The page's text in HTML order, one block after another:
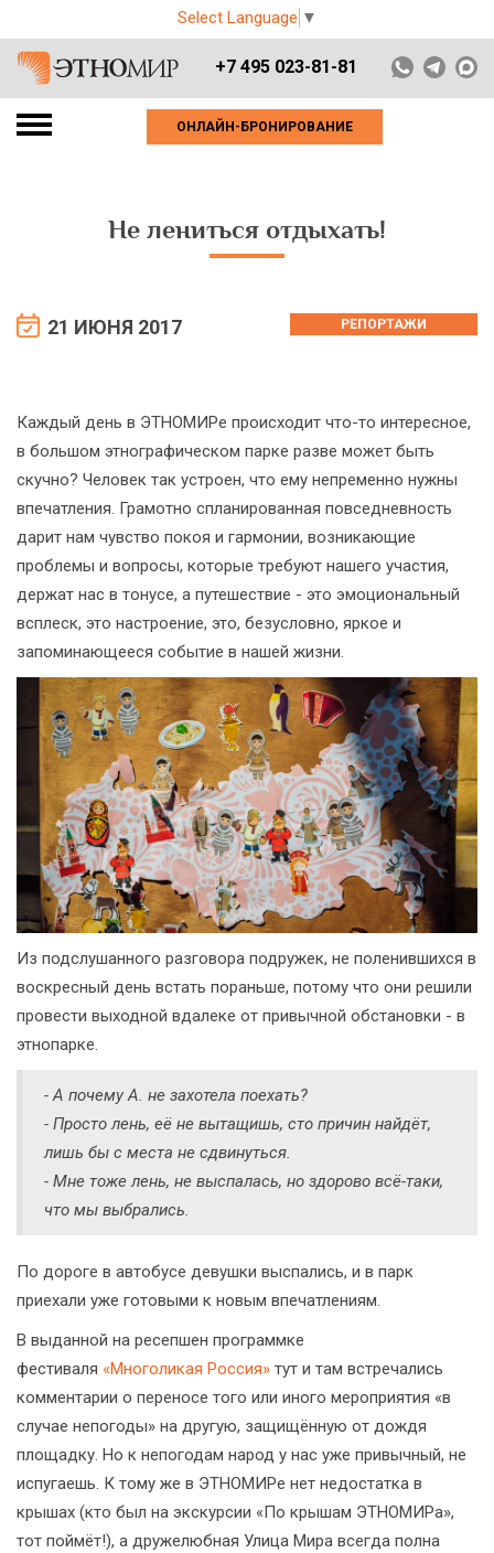
Select Language ▼
+7 495 023-81-81
ОНЛАЙН-БРОНИРОВАНИЕ
Не лениться отдыхать!
21 ИЮНЯ 2017 РЕПОРТАЖИ
Каждый день в ЭТНОМИРе происходит что-то интересное,
в большом этнографическом парке разве может быть
скучно? Человек так устроен, что ему непременно нужны
впечатления. Грамотно спланированная повседневность
дарит нам чувство покоя и гармонии, возникающие
проблемы и вопросы, которые требуют нашего участия,
держат нас в тонусе, а путешествие - это эмоциональный
всплеск, это настроение, это, безусловно, яркое и
запоминающееся событие в нашей жизни.
Из подслушанного разговора подружек, не поленившихся в
воскресный день встать пораньше, потому что они решили
провести выходной вдалеке от привычной обстановки - в
этнопарке.
-А почему А. не захотела поехать?
- Просто лень, её не вытащишь, сто причин найдёт,
лишь бы с места не сдвинуться.
- Мне тоже лень, не выспалась, но здорово всё-таки,
что мы выбрались.
По дороге в автобусе девушки выспались, и в парк
приехали уже готовыми к новым впечатлениям.
В выданной на ресепшен программке
фестиваля «Многоликая Россия» тут и там встречались
комментарии о переносе того или иного мероприятия «в
случае непогоды» на другую, защищённую от дождя
площадку. Но к непогодам народ у нас уже привычный, не
испугаешь. К тому же в ЭТНОМИРе нет недостатка в
крышах (кто был на экскурсии «По крышам ЭТНОМИРа»,
тот поймёт!), а дружелюбная Улица Мира всегда полна